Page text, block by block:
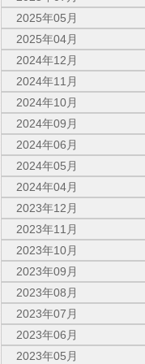
2025年05月
2025年04月
2024年12月
2024年11月
2024年10月
2024年09月
2024年06月
2024年05月
2024年04月
2023年12月
2023年11月
2023年10月
2023年09月
2023年08月
2023年07月
2023年06月
2023年05月